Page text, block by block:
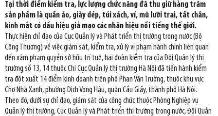
Tại thời điểm kiểm tra, lực lượng chức năng đã thu giữ hàng trăm
sản phẩm là quần áo, giày dép, túi xách, ví, mũ lưỡi trai, tất chân,
kính mắt có dấu hiệu giả mạo các nhãn hiệu nổi tiếng thế giới.
Thực hiện chỉ đạo của Cục Quản lý và Phát triển thị trường trong nước (Bộ
Công Thương) về việc giám sát, kiểm tra, xử lý vi phạm hành chính liên quan
đến xâm phạm quyền sở hữu trí tuệ, hai đoàn kiểm tra của Đội Quản lý thị
trường số 13, 14 thuộc Chi Cục Quản lý thị trường Hà Nội đã tiến hành kiểm
tra đột xuất 14 điểm kinh doanh trên phố Phan Văn Trường, thuộc khu vực
Chợ Nhà Xanh, phường Dịch Vọng Hậu, quận Cầu Giấy, thành phố Hà Nội.
Theo đó, dưới sự chỉ đạo, giám sát của công chức thuộc Phòng Nghiệp vụ
Quản lý thị trường, Cục Quản lý và Phát triển thị trường trong nước, Đội Quản